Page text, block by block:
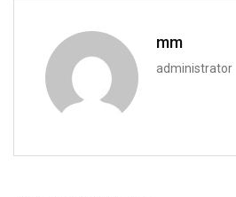
mm
administrator